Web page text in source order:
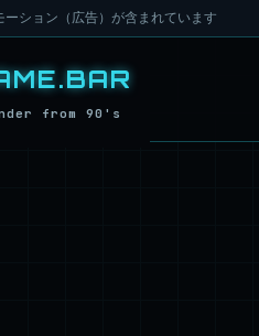
ション（広告）が含まれています